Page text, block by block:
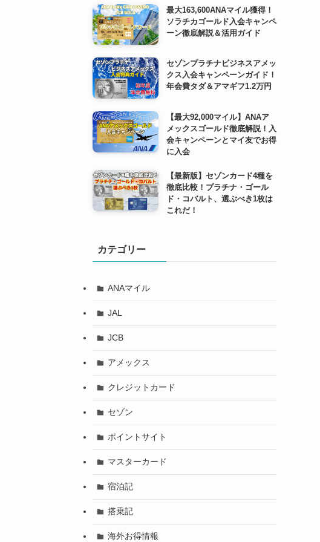
最大163,600ANAマイル獲得！
ソラチカゴールド入会キャンペ
ーン徹底解説＆活用ガイド
セゾンプラチナビジネスアメッ
クス入会キャンペーンガイド！
年会費タダ＆アマギフ1.2万円
【最大92,000マイル】ANAア
メックスゴールド徹底解説！入
会キャンペーンとマイ友でお得
に入会
【最新版】セゾンカード4種を
徹底比較！プラチナ・ゴール
ド・コバルト、選ぶべき1枚は
これだ！
カテゴリー
ANAマイル
JAL
JCB
アメックス
クレジットカード
セゾン
ポイントサイト
マスターカード
宿泊記
搭乗記
海外お得情報